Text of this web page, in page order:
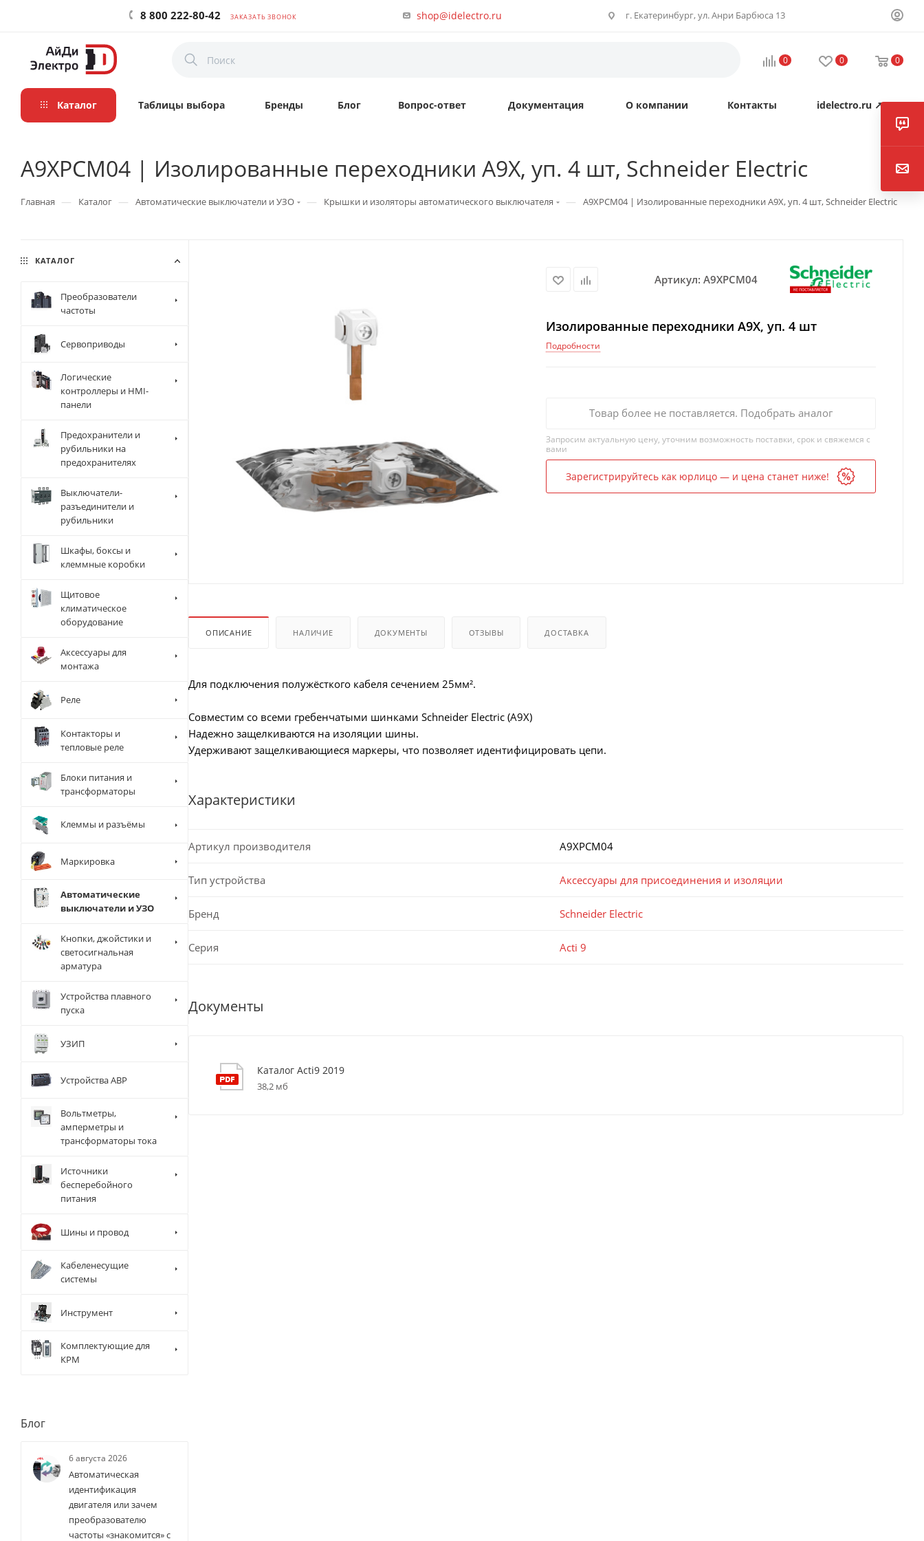
8 800 222-80-42 ЗАКАЗАТЬ ЗВОНОК shop@idelectro.ru г. Екатеринбург, ул. Анри Барбюса 13
0 0 0
Каталог Таблицы выбора Бренды Блог Вопрос-ответ Документация О компании Контакты idelectro.ru ↗
A9XPCM04 | Изолированные переходники A9X, уп. 4 шт, Schneider Electric
Главная — Каталог — Автоматические выключатели и УЗО — Крышки и изоляторы автоматического выключателя — A9XPCM04 | Изолированные переходники A9X, уп. 4 шт, Schneider Electric
Артикул: A9XPCM04
Изолированные переходники A9X, уп. 4 шт
Подробности
Товар более не поставляется. Подобрать аналог
Запросим актуальную цену, уточним возможность поставки, срок и свяжемся с
вами
Зарегистрируйтесь как юрлицо — и цена станет ниже!
ОПИСАНИЕ НАЛИЧИЕ ДОКУМЕНТЫ ОТЗЫВЫ ДОСТАВКА
Для подключения полужёсткого кабеля сечением 25мм².
Совместим со всеми гребенчатыми шинками Schneider Electric (A9X)
Надежно защелкиваются на изоляции шины.
Удерживают защелкивающиеся маркеры, что позволяет идентифицировать цепи.
Характеристики
Артикул производителя A9XPCM04
Тип устройства Аксессуары для присоединения и изоляции
Бренд Schneider Electric
Серия Acti 9
Документы
Каталог Acti9 2019
38,2 мб
КАТАЛОГ
Преобразователи
частоты
Сервоприводы
Логические
контроллеры и HMI-
панели
Предохранители и
рубильники на
предохранителях
Выключатели-
разъединители и
рубильники
Шкафы, боксы и
клеммные коробки
Щитовое
климатическое
оборудование
Аксессуары для
монтажа
Реле
Контакторы и
тепловые реле
Блоки питания и
трансформаторы
Клеммы и разъёмы
Маркировка
Автоматические
выключатели и УЗО
Кнопки, джойстики и
светосигнальная
арматура
Устройства плавного
пуска
УЗИП
Устройства АВР
Вольтметры,
амперметры и
трансформаторы тока
Источники
бесперебойного
питания
Шины и провод
Кабеленесущие
системы
Инструмент
Комплектующие для
КРМ
Блог
6 августа 2026
Автоматическая
идентификация
двигателя или зачем
преобразователю
частоты «знакомится» с